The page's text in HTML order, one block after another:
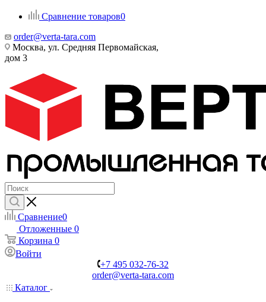
Сравнение товаров0
order@verta-tara.com
Москва, ул. Средняя Первомайская,
дом 3
Сравнение0
Отложенные 0
Корзина 0
Войти
+7 495 032-76-32
order@verta-tara.com
Каталог